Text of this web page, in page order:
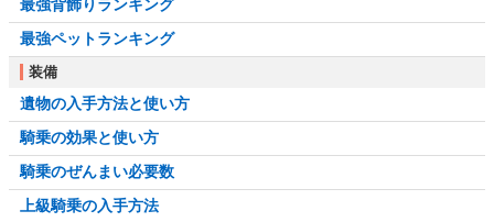
最強背飾りランキング
最強ペットランキング
装備
遺物の入手方法と使い方
騎乗の効果と使い方
騎乗のぜんまい必要数
上級騎乗の入手方法